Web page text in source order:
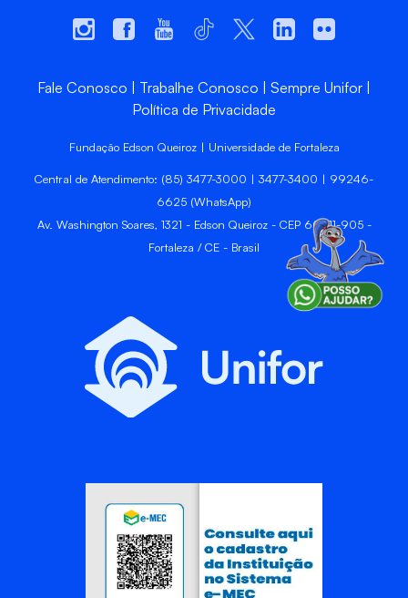
Fale Conosco Trabalhe Conosco
Sempre Unifor
Política de Privacidade
Fundação Edson Queiroz | Universidade de Fortaleza
Central de Atendimento: (85) 3477-3000 | 3477-3400 | 99246-
6625 (WhatsApp)
Av. Washington Soares, 1321 - Edson Queiroz - CEP 60811-905 -
Fortaleza / CE - Brasil